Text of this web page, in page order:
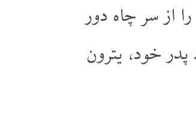
از سر چاه دور
پدر خود، یترون